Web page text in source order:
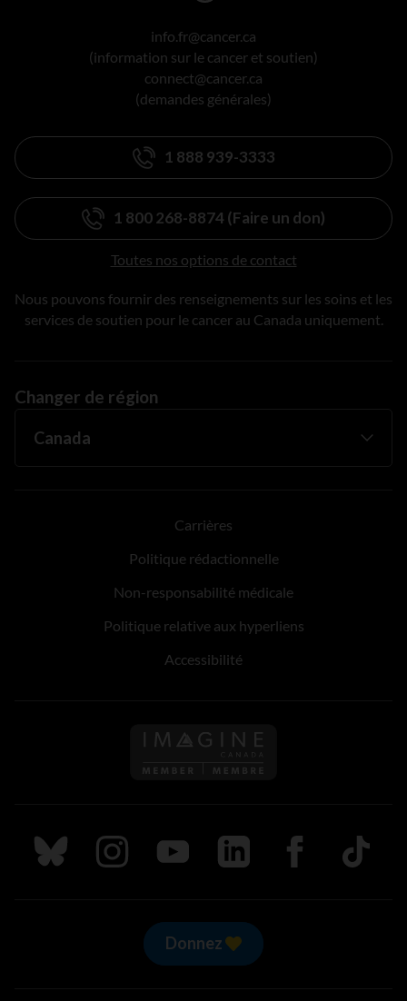
info.fr@cancer.ca
(information sur le cancer et soutien)
connect@cancer.ca
(demandes générales)
1 888 939-3333
1 800 268-8874 (Faire un don)
Toutes nos options de contact
Nous pouvons fournir des renseignements sur les soins et les
services de soutien pour le cancer au Canada uniquement.
Changer de région
Carrières
Politique rédactionnelle
Non-responsabilité médicale
Politique relative aux hyperliens
Accessibilité
Suivez nous sur Bluesky
Suivez nous sur Instagram
Suivez nous sur Youtube
Suivez nous sur LinkedIn
Suivez nous sur
TikTok
Donnez